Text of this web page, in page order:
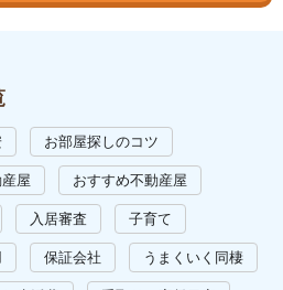
お部屋探しのコツ
屋 おすすめ不動産屋
入居審査 子育て
保証会社 うまくいく同棲